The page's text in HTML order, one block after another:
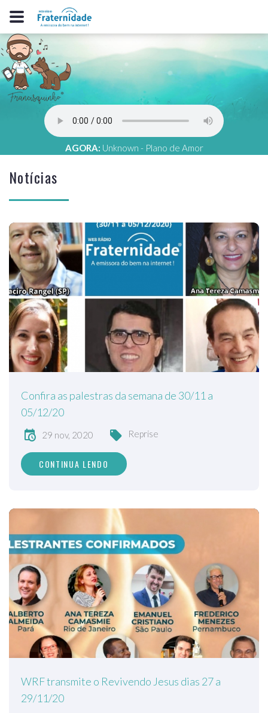
AGORA: Unknown - Plano de Amor
Notícias
Confira as palestras da semana de 30/11 a
05/12/20
29 nov, 2020 Reprise
CONTINUA LENDO
WRF transmite o Revivendo Jesus dias 27 a
29/11/20